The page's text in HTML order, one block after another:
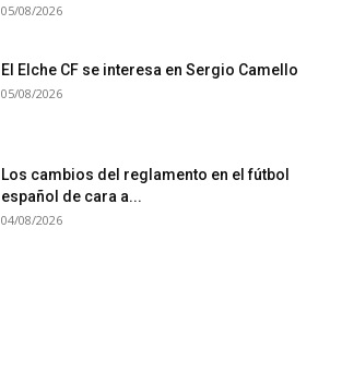
05/08/2026
El Elche CF se interesa en Sergio Camello
05/08/2026
Los cambios del reglamento en el fútbol
español de cara a...
04/08/2026